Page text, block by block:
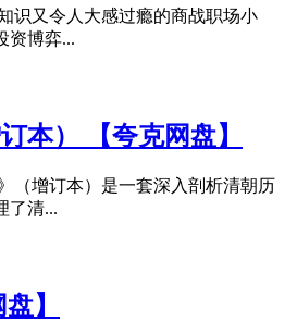
识又令人大感过瘾的商战职场小
资博弈...
本） 【夸克网盘】
（增订本）是一套深入剖析清朝历
了清...
】